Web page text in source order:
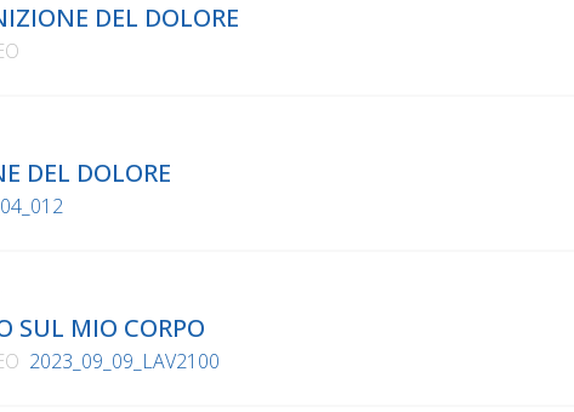
DEL DOLORE
DEL DOLORE
SUL MIO CORPO
2023_09_09_LAV2100